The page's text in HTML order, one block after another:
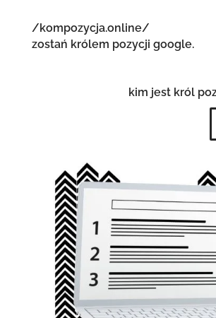
/kompozycja.online/
zostań królem pozycji google.
kim jest król